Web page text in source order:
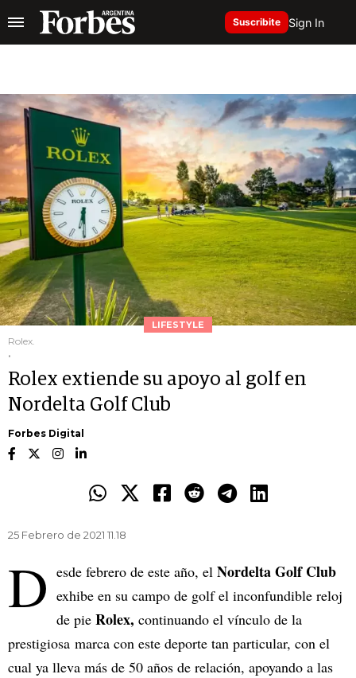
Suscribite Sign In
LIFESTYLE
Rolex.
.
Rolex extiende su apoyo al golf en
Nordelta Golf Club
Forbes Digital
25 Febrero de 2021 11.18
D esde febrero de este año, el Nordelta Golf Club
exhibe en su campo de golf el inconfundible reloj
de pie Rolex, continuando el vínculo de la
prestigiosa marca con este deporte tan particular, con el
cual ya lleva más de 50 años de relación, apoyando a las